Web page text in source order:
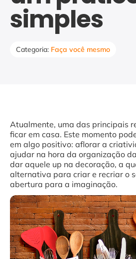
simples
Categoria: Faça você mesmo
Atualmente, uma das principais
ficar em casa. Este momento
em algo positivo: aflorar a
ajudar na hora da organização
dar aquele up na decoração, a
alternativa para criar e recriar o
abertura para a imaginação.